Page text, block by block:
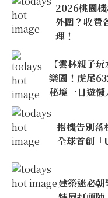
2026桃園
外圍？收費
理！
【雲林親子
樂園！虎尾
秘境一日遊懶
搭機告別落
全球首創
建築迷必